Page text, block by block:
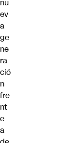
nu
ev
a
ge
ne
ra
ció
n
fre
nt
e
a